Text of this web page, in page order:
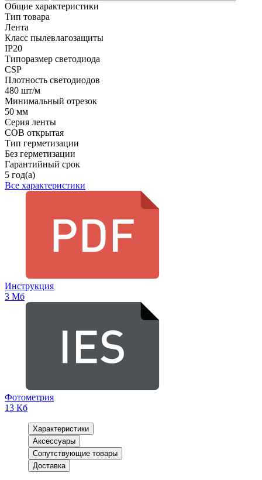
Общие характеристики
Тип товара
Лента
Класс пылевлагозащиты
IP20
Типоразмер светодиода
CSP
Плотность светодиодов
480 шт/м
Минимальный отрезок
50 мм
Серия ленты
COB открытая
Тип герметизации
Без герметизации
Гарантийный срок
5 год(а)
Все характеристики
Инструкция
3 Мб
Фотометрия
13 Кб
Характеристики
Аксессуары
Сопутствующие товары
Доставка